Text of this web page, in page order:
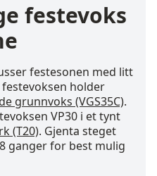
festevoks
festesonen med litt
holder
grunnvoks (VGS35C).
VP30 i et tynt
(T20). Gjenta steget
ganger for best mulig